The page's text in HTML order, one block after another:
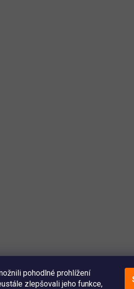
pohodlné prohlížení
zlepšovali jeho funkce,